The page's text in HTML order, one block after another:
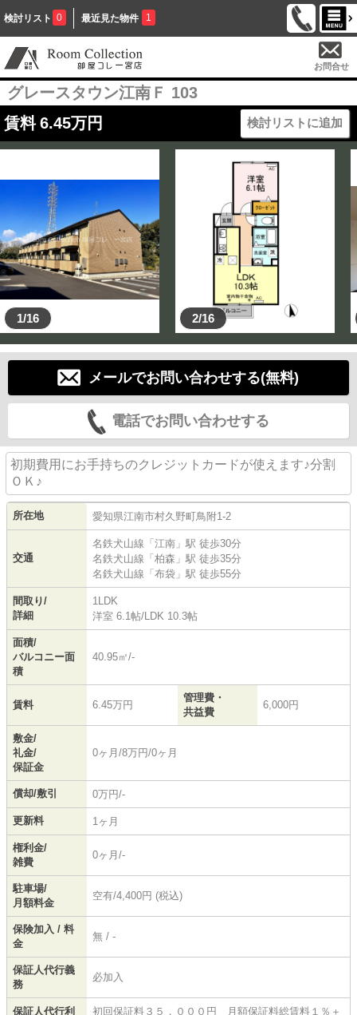
検討リスト 0 最近見た物件 1
お問合せ
グレースタウン江南Ｆ 103
賃料 6.45万円 検討リストに追加
1/16 2/16
メールでお問い合わせする(無料)
電話でお問い合わせする
初期費用にお手持ちのクレジットカードが使えます♪分割
ＯＫ♪
所在地 愛知県江南市村久野町鳥附1-2
交通
名鉄犬山線 「 江南 」駅 徒歩30分
名鉄犬山線 「 柏森 」駅 徒歩35分
名鉄犬山線 「 布袋 」駅 徒歩55分
間取り/
詳細
1LDK
洋室 6.1帖/ LDK 10.3帖
面積/
バルコニー面
積
40.95㎡/-
賃料 6.45万円
管理費・
共益費
6,000円
敷金/
礼金/
保証金
0ヶ月/8万円/0ヶ月
償却/敷引 0万円/-
更新料 1ヶ月
権利金/
雑費
0ヶ月/-
駐車場/
月額料金
空有/4,400円 (税込)
保険加入 / 料
金
無 / -
保証人代行義
務
必加入
保証人代行利
初回保証料３５，０００円 月額保証料総賃料１％＋